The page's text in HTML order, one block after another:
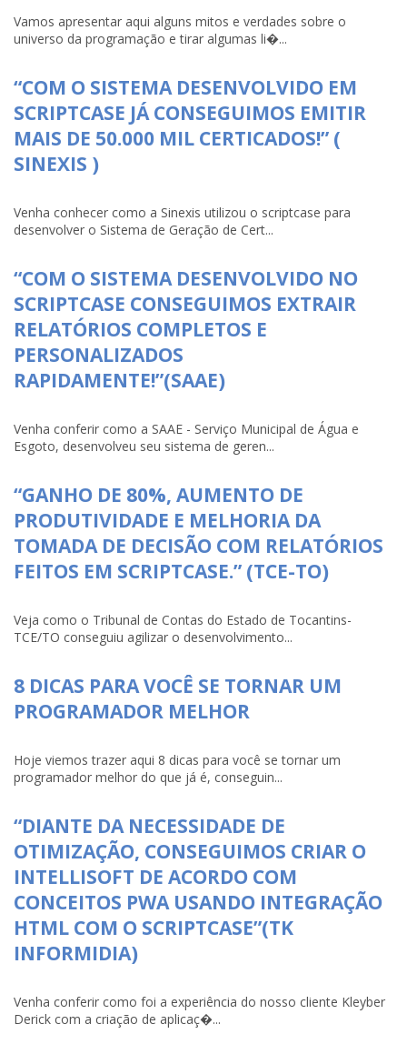
Vamos apresentar aqui alguns mitos e verdades sobre o
universo da programação e tirar algumas li�...
“COM O SISTEMA DESENVOLVIDO EM
SCRIPTCASE JÁ CONSEGUIMOS EMITIR
MAIS DE 50.000 MIL CERTICADOS!” (
SINEXIS )
Venha conhecer como a Sinexis utilizou o scriptcase para
desenvolver o Sistema de Geração de Cert...
“COM O SISTEMA DESENVOLVIDO NO
SCRIPTCASE CONSEGUIMOS EXTRAIR
RELATÓRIOS COMPLETOS E
PERSONALIZADOS
RAPIDAMENTE!”(SAAE)
Venha conferir como a SAAE - Serviço Municipal de Água e
Esgoto, desenvolveu seu sistema de geren...
“GANHO DE 80%, AUMENTO DE
PRODUTIVIDADE E MELHORIA DA
TOMADA DE DECISÃO COM RELATÓRIOS
FEITOS EM SCRIPTCASE.” (TCE-TO)
Veja como o Tribunal de Contas do Estado de Tocantins-
TCE/TO conseguiu agilizar o desenvolvimento...
8 DICAS PARA VOCÊ SE TORNAR UM
PROGRAMADOR MELHOR
Hoje viemos trazer aqui 8 dicas para você se tornar um
programador melhor do que já é, conseguin...
“DIANTE DA NECESSIDADE DE
OTIMIZAÇÃO, CONSEGUIMOS CRIAR O
INTELLISOFT DE ACORDO COM
CONCEITOS PWA USANDO INTEGRAÇÃO
HTML COM O SCRIPTCASE”(TK
INFORMIDIA)
Venha conferir como foi a experiência do nosso cliente Kleyber
Derick com a criação de aplicaç�...